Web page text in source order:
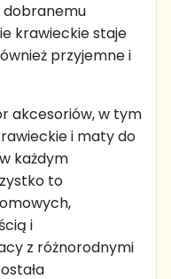
dobranemu
krawieckie staje
przyjemne i
akcesoriów, w tym
i maty do
każdym
to
i
z różnorodnymi